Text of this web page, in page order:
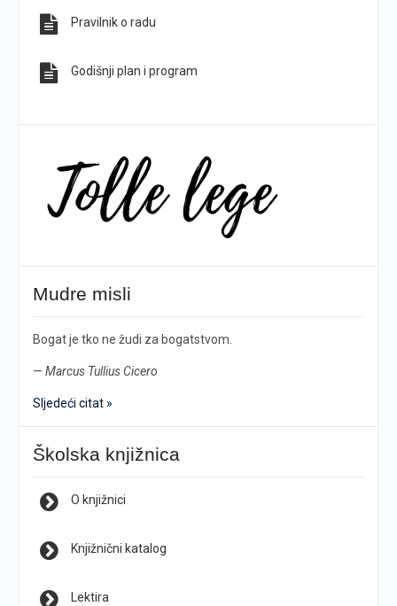
Pravilnik o radu
Godišnji plan i program
Mudre misli
Bogat je tko ne žudi za bogatstvom.
— Marcus Tullius Cicero
Sljedeći citat »
Školska knjižnica
O knjižnici
Knjižnični katalog
Lektira